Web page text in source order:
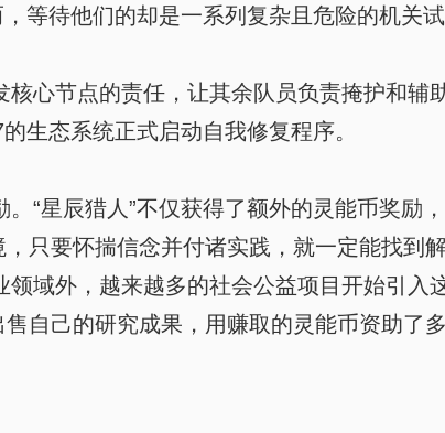
等待他们的却是一系列复杂且危险的机关
心节点的责任，让其余队员负责掩护和辅
生态系统正式启动自我修复程序。
星辰猎人”不仅获得了额外的灵能币奖励，
只要怀揣信念并付诸实践，就一定能找到解
域外，越来越多的社会公益项目开始引入
自己的研究成果，用赚取的灵能币资助了多